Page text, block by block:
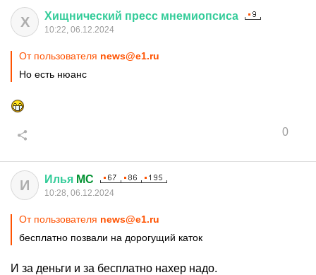
Х Хищнический пресс мнемиопсиса
10:22, 06.12.2024
От пользователя news@e1.ru
Но есть нюанс
0
И Илья MC
10:28, 06.12.2024
От пользователя news@e1.ru
бесплатно позвали на дорогущий каток
И за деньги и за бесплатно нахер надо.